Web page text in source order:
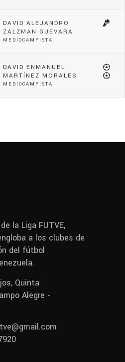
DAVID ALEJANDRO
ZALZMAN GUEVARA
MEDIOCAMPISTA
DAVID ENMANUEL
MARTÍNEZ MORALES
MEDIOCAMPISTA
la Liga FUTVE,
a los clubes de
del fútbol
Quinta
Alegre -